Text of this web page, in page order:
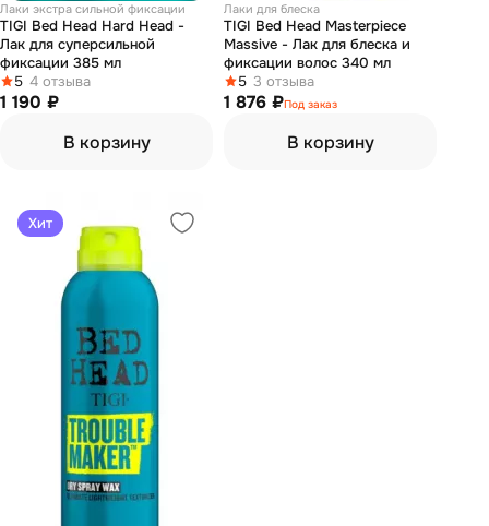
Лаки экстра сильной фиксации
TIGI Bed Head Hard Head -
Лак для суперсильной
фиксации 385 мл
5 4 отзыва
1 190 ₽
В корзину
Лаки для блеска
TIGI Bed Head Masterpiece
Massive - Лак для блеска и
фиксации волос 340 мл
5 3 отзыва
1 876 ₽Под заказ
В корзину
Хит